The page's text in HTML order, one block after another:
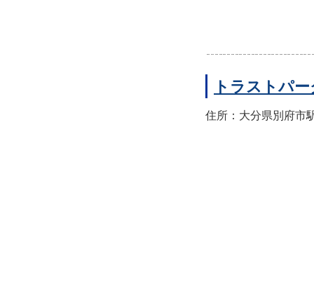
トラストパ
住所：大分県別府市